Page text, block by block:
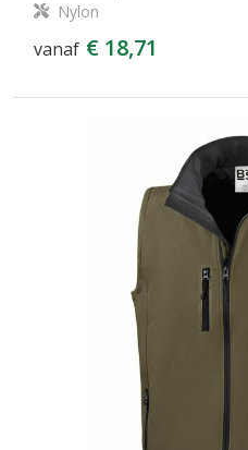
Nylon
vanaf € 18,71